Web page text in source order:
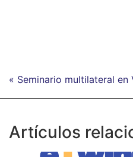
« Seminario multilateral en
Artículos